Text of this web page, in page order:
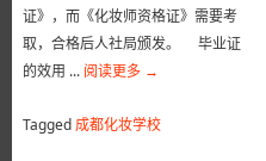
证》，而《化妆师资格证》需要考
取，合格后人社局颁发。 毕业证
的效用 ... 阅读更多 →
Tagged成都化妆学校